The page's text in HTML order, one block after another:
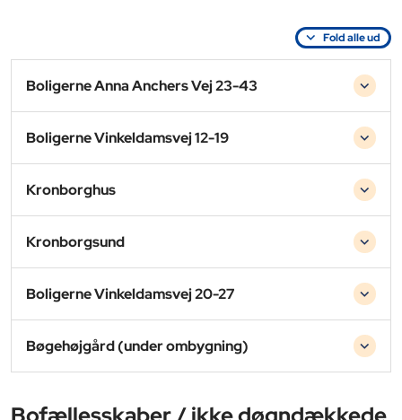
Fold alle ud
Boligerne Anna Anchers Vej 23-43
Boligerne Vinkeldamsvej 12-19
Kronborghus
Kronborgsund
Boligerne Vinkeldamsvej 20-27
Bøgehøjgård (under ombygning)